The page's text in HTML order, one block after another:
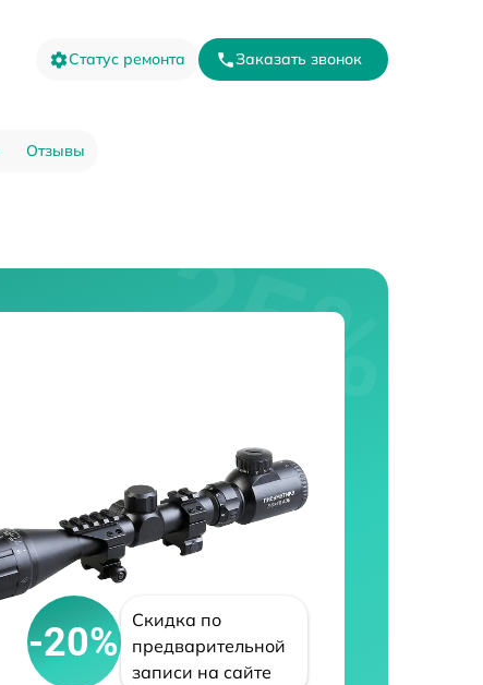
Статус ремонта Заказать звонок
Отзывы
-20%
Скидка по
предварительной
записи на сайте